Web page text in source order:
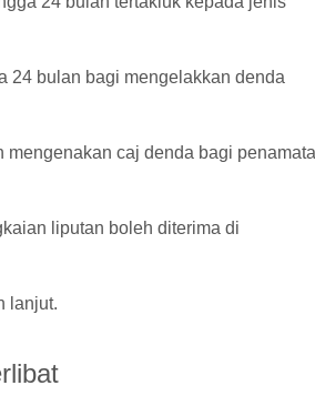
24 bulan bagi mengelakkan denda
caj denda bagi
liputan boleh diterima di
lanjut.